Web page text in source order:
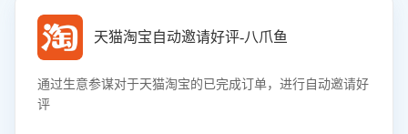
天猫淘宝自动邀请好评-八爪鱼
通过生意参谋对于天猫淘宝的已完成订单，进行自动邀请好
评